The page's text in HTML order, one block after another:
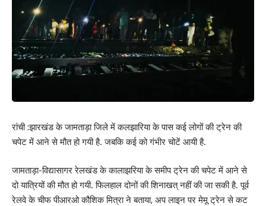
रांची :झारखंड के जामताड़ा जिले में कलझारिया के पास कई लोगों की ट्रेन की
चपेट में आने से मौत हो गयी है. जबकि कई को गंभीर चोटें आयी है.
जामताड़ा-विद्यासागर रेलखंड के कालाझरिया के समीप ट्रेन की चपेट में आने से
दो यात्रियों की मौत हो गयी. फिलहाल दोनों की शिनाखत् नहीं की जा सकी है. पूर्व
रेलवे के चीफ पीआरओ कौशिक मित्रा ने बताया, अप लाइन पर मेमू ट्रेन से कट